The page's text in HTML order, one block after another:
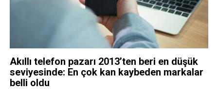
Akıllı telefon pazarı 2013’ten beri en düşük
seviyesinde: En çok kan kaybeden markalar
belli oldu